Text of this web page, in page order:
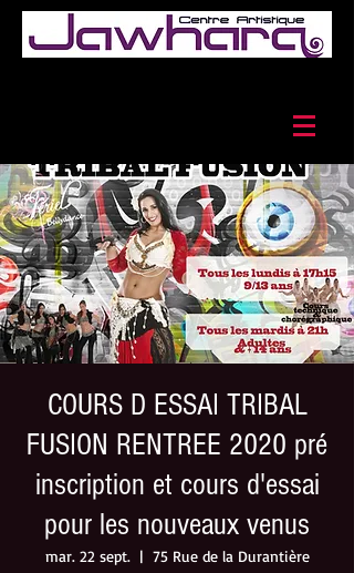
COURS D ESSAI TRIBAL
FUSION RENTREE 2020 pré
inscription et cours d'essai
pour les nouveaux venus
mar. 22 sept.
  |
75 Rue de la Durantière